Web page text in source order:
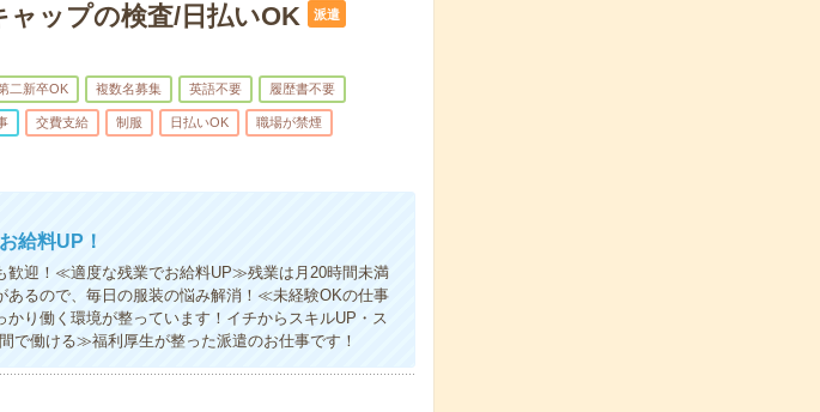
ャップの検査/日払いOK 派遣
二新卒OK 複数名募集 英語不要 履歴書不要
交費支給 制服 日払いOK 職場が禁煙
給料UP！
迎！≪適度な残業でお給料UP≫残業は月20時間未満
るので、毎日の服装の悩み解消！≪未経験OKの仕事
り働く環境が整っています！イチからスキルUP・ス
で働ける≫福利厚生が整った派遣のお仕事です！